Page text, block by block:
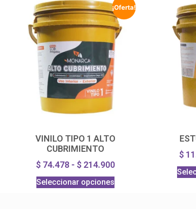
¡Oferta!
VINILO TIPO 1 ALTO
CUBRIMIENTO
$74.478 - $214.900
Seleccionar opciones
$